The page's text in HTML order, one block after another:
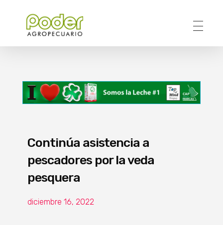
Continúa asistencia a
pescadores por la veda
pesquera
diciembre 16, 2022